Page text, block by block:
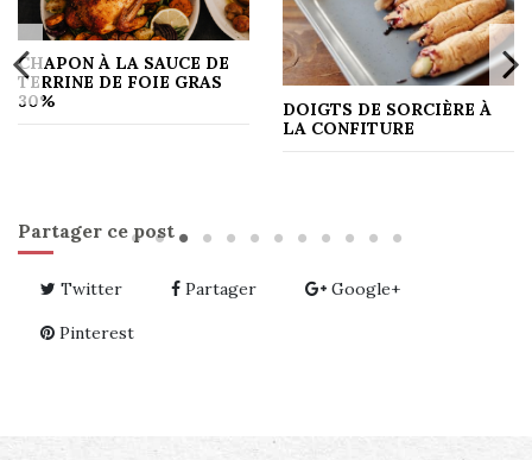
CHAPON À LA SAUCE DE
TERRINE DE FOIE GRAS
30%
DOIGTS DE SORCIÈRE À
LA CONFITURE
Partager ce post
Twitter Partager Google+
Pinterest